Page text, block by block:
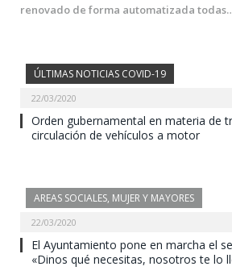
renovado de forma automatizada
ÚLTIMAS NOTICIAS COVID-19
22/03/2020
Orden gubernamental en materia de
circulación de vehículos a motor
AREAS SOCIALES, MUJER Y MAYORES
22/03/2020
El Ayuntamiento pone en marcha el
«Dinos qué necesitas, nosotros te lo